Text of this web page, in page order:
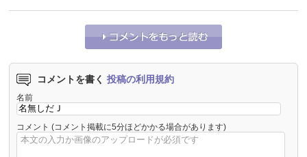
コメントを書く 投稿の利用規約
名前
コメント (コメント掲載に5分ほどかかる場合があります)